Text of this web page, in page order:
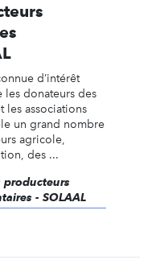
d’intérêt
donateurs des
les associations
un grand nombre
agricole,
des ...
producteurs
- SOLAAL